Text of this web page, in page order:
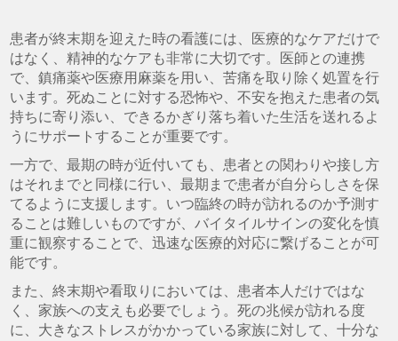
患者が終末期を迎えた時の看護には、医療的なケアだけで
はなく、精神的なケアも非常に大切です。医師との連携
で、鎮痛薬や医療用麻薬を用い、苦痛を取り除く処置を行
います。死ぬことに対する恐怖や、不安を抱えた患者の気
持ちに寄り添い、できるかぎり落ち着いた生活を送れるよ
うにサポートすることが重要です。
一方で、最期の時が近付いても、患者との関わりや接し方
はそれまでと同様に行い、最期まで患者が自分らしさを保
てるように支援します。いつ臨終の時が訪れるのか予測す
ることは難しいものですが、バイタイルサインの変化を慎
重に観察することで、迅速な医療的対応に繋げることが可
能です。
また、終末期や看取りにおいては、患者本人だけではな
く、家族への支えも必要でしょう。死の兆候が訪れる度
に、大きなストレスがかかっている家族に対して、十分な